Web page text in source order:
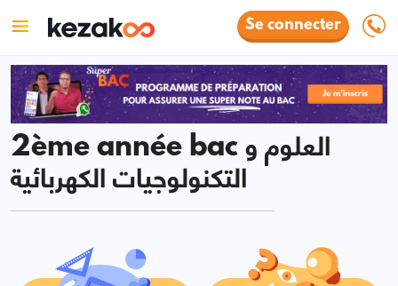
Se connecter
2ème année bac العلوم و
التكنولوجيات الكهربائية